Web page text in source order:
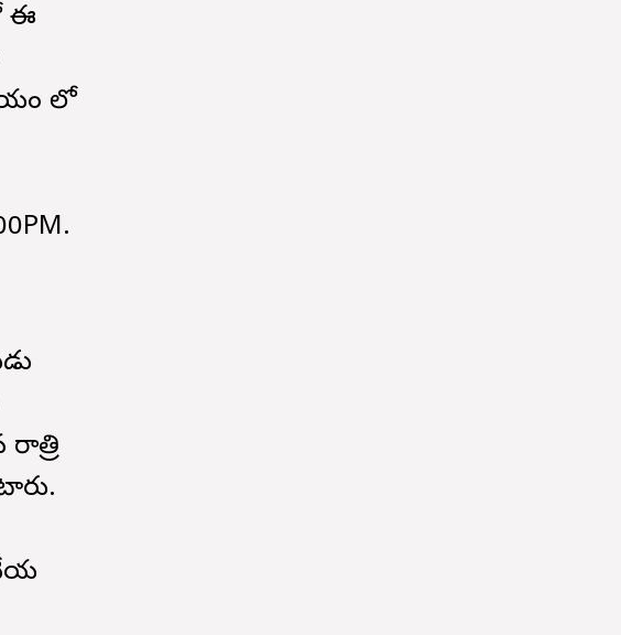
ఈ
లో